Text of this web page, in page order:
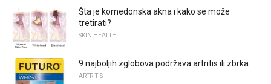
Šta je komedonska akna i kako se može
tretirati?
SKIN HEALTH
9 najboljih zglobova podržava artritis ili zbrka
ARTRITIS